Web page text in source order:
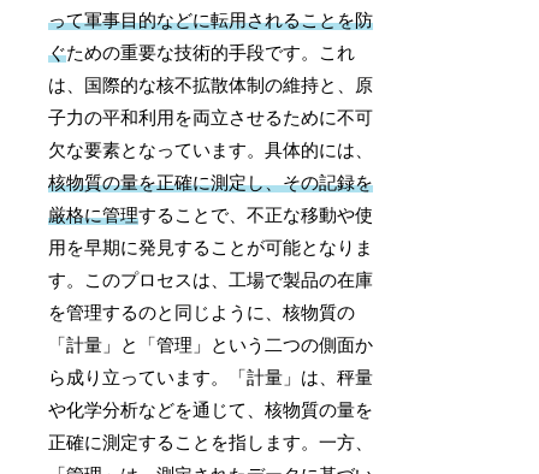
って軍事目的などに転用されることを防
ぐための重要な技術的手段です。これ
は、国際的な核不拡散体制の維持と、原
子力の平和利用を両立させるために不可
欠な要素となっています。具体的には、
核物質の量を正確に測定し、その記録を
厳格に管理することで、不正な移動や使
用を早期に発見することが可能となりま
す。このプロセスは、工場で製品の在庫
を管理するのと同じように、核物質の
「計量」と「管理」という二つの側面か
ら成り立っています。「計量」は、秤量
や化学分析などを通じて、核物質の量を
正確に測定することを指します。一方、